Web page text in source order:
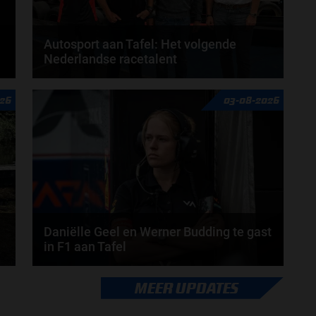
Autosport aan Tafel: Het volgende
Nederlandse racetalent
Hoe klim je naar te top in de racewereld? Wat is er
nodig om alles uit je carrière te halen? En hoe...
de redactie van Grand Prix Radio
03-08-2026
Daniëlle Geel en Werner Budding te gast
in F1 aan Tafel
Daniëlle Geel, Werner Budding en Ronald Molendijk
schuiven aan in de nieuwe F1 aan Tafel. Maandag...
MEER UPDATES